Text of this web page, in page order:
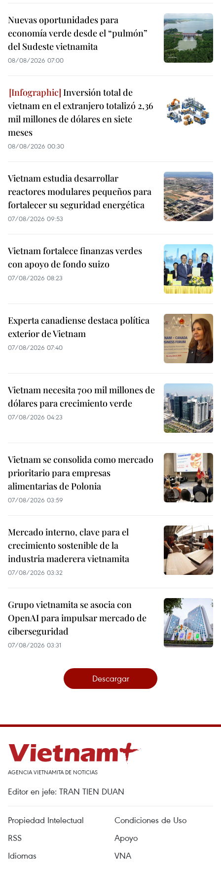
Nuevas oportunidades para
economía verde desde el “pulmón”
del Sudeste vietnamita
08/08/2026 07:00
Inversión total de
vietnam en el extranjero totalizó 2,36
mil millones de dólares en siete
meses
08/08/2026 00:30
Vietnam estudia desarrollar
reactores modulares pequeños para
fortalecer su seguridad energética
07/08/2026 09:53
Vietnam fortalece finanzas verdes
con apoyo de fondo suizo
07/08/2026 08:23
Experta canadiense destaca política
exterior de Vietnam
07/08/2026 07:40
Vietnam necesita 700 mil millones de
dólares para crecimiento verde
07/08/2026 04:23
Vietnam se consolida como mercado
prioritario para empresas
alimentarias de Polonia
07/08/2026 03:59
Mercado interno, clave para el
crecimiento sostenible de la
industria maderera vietnamita
07/08/2026 03:32
Grupo vietnamita se asocia con
OpenAI para impulsar mercado de
ciberseguridad
07/08/2026 03:31
Descargar
AGENCIA VIETNAMITA DE NOTICIAS
Editor en jefe: TRAN TIEN DUAN
Propiedad Intelectual
Condiciones de Uso
RSS
Apoyo
Idiomas
VNA